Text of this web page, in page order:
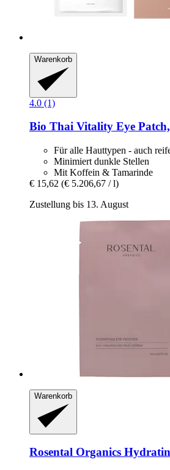
Warenkorb
4.0 (1)
Bio Thai Vitality Eye
Für alle Hauttypen - auch
Minimiert dunkle Stellen
Mit Koffein & Tamarinde
€ 15,62 (€ 5.206,67 / l)
Zustellung bis 13. August
Warenkorb
Rosental Organics